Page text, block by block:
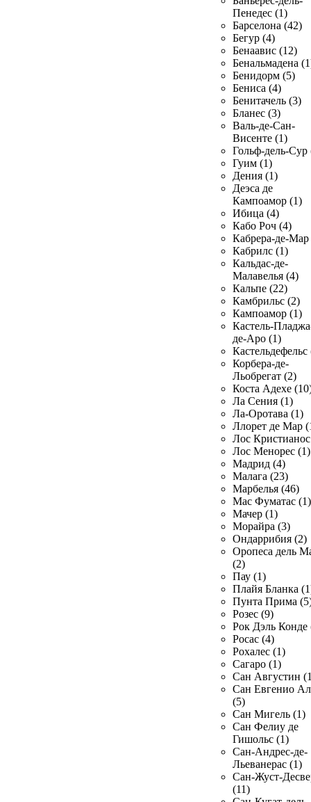
Пенедес (1)
Барселона (42)
Бегур (4)
Бенаавис (12)
Бенальмадена
Бенидорм (5)
Бениса (4)
Бенитачель (3)
Бланес (3)
Валь-де-Сан-
Висенте (1)
Гольф-дель-Сур
Гуим (1)
Дения (1)
Деэса де
Кампоамор (1)
Ибица (4)
Кабо Роч (4)
Кабрера-де-Мар
Кабрилс (1)
Кальдас-де-
Малавелья (4)
Кальпе (22)
Камбрильс (2)
Кампоамор (1)
Кастель-
де-Аро (1)
Кастельдефельс
Корбера-де-
Льобрегат (2)
Коста Адехе
Ла Сения (1)
Ла-Оротава (1)
Ллорет де Мар
Лос
Лос Менорес (1)
Мадрид (4)
Малага (23)
Марбелья (46)
Мас Фуматас (1)
Мачер (1)
Морайра (3)
Ондаррибия (2)
Оропеса дель
(2)
Пау (1)
Плайя Бланка
Пунта Прима
Розес (9)
Рок Дэль Конде
Росас (4)
Рохалес (1)
Сагаро (1)
Сан Августин
Сан Евгенио
(5)
Сан Мигель (1)
Сан Фелиу де
Гишольс (1)
Сан-Андрес-де-
Льеванерас (1)
Сан-Жуст-
(11)